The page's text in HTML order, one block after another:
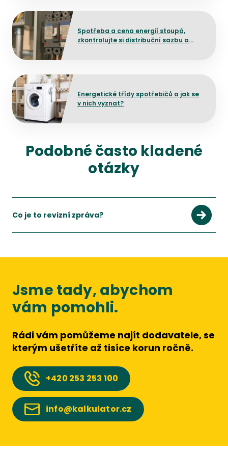
Spotřeba a cena energií stoupá,
zkontrolujte si distribuční sazbu a
Přejít na detail článku
Energetické třídy spotřebičů a jak se
v nich vyznat?
Přejít na detail článku
Podobné často kladené
otázky
Co je to revizní zpráva?
Jsme tady, abychom
vám pomohli.
Rádi vám pomůžeme najít dodavatele, se
kterým ušetříte až tisíce korun ročně.
+420 253 253 100
info@kalkulator.cz